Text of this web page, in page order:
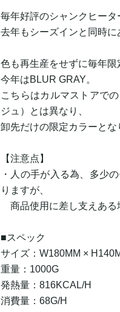
毎年好評のシャンクヒータ
去年もシーズインと同時に
色も再生産をせずに毎年限
今年はBLUR GRAY。
こちらはカルマストアで
ジュ）とは異なり、
卸先だけの限定カラーとな
【注意点】
・人の手が入る為、多少
りますが、
商品使用に差し支えある
■スペック
サイズ：W180MM ×
重量：1000G
発熱量：816KCAL/H
消費量：68G/H